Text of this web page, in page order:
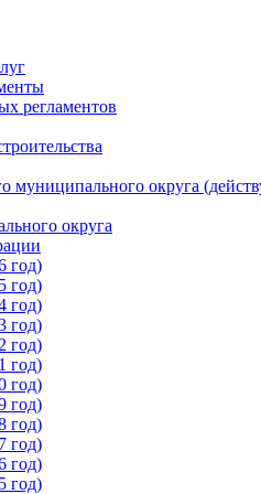
регламентов
муниципального округа
округа
год)
год)
год)
год)
год)
год)
год)
год)
год)
год)
год)
год)